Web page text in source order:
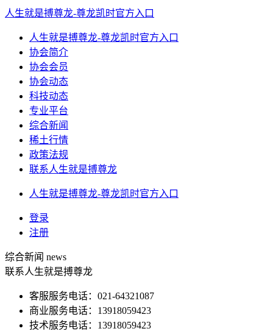
人生就是搏尊龙-尊龙凯时官方入口
人生就是搏尊龙-尊龙凯时官方入口
协会简介
协会会员
协会动态
科技动态
专业平台
综合新闻
稀土行情
政策法规
联系人生就是搏尊龙
人生就是搏尊龙-尊龙凯时官方入口
登录
注册
综合新闻 news
联系人生就是搏尊龙
客服服务电话：021-64321087
商业服务电话：13918059423
技术服务电话：13918059423